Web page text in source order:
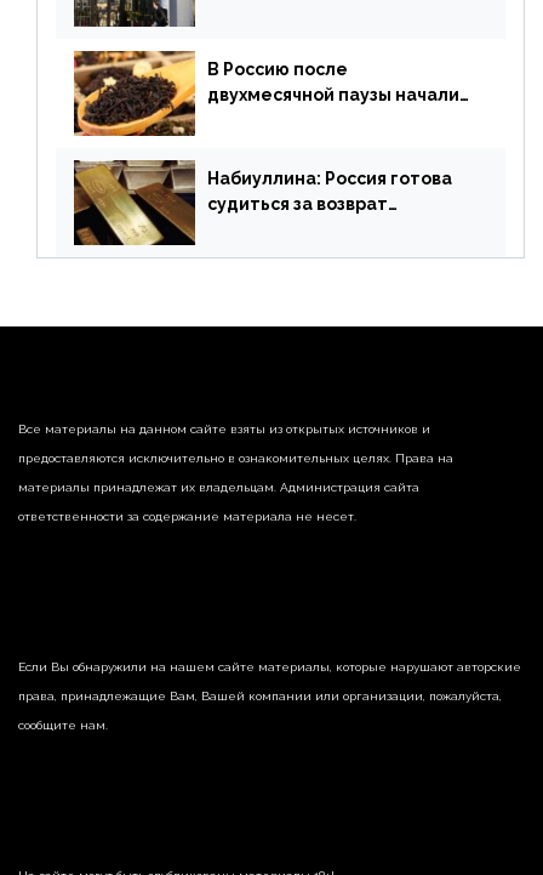
В Россию после
двухмесячной паузы начали
Набиуллина: Россия готова
судиться за возврат
страны
Все материалы на данном сайте взяты из открытых источников и
предоставляются исключительно в ознакомительных целях. Права на
материалы принадлежат их владельцам. Администрация сайта
ответственности за содержание материала не несет.
Если Вы обнаружили на нашем сайте материалы, которые нарушают авторские
права, принадлежащие Вам, Вашей компании или организации, пожалуйста,
сообщите нам.